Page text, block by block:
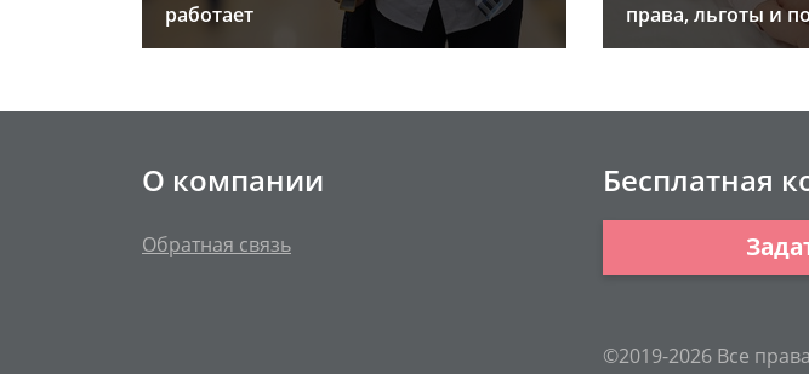
работает
права, льготы и
О компании
Обратная связь
Бесплатная
©2019-2026 Все